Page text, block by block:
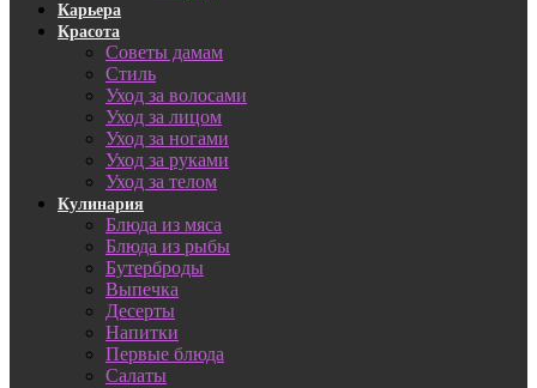
Карьера
Красота
Советы дамам
Стиль
Уход за волосами
Уход за лицом
Уход за ногами
Уход за руками
Уход за телом
Кулинария
Блюда из мяса
Блюда из рыбы
Бутерброды
Выпечка
Десерты
Напитки
Первые блюда
Салаты